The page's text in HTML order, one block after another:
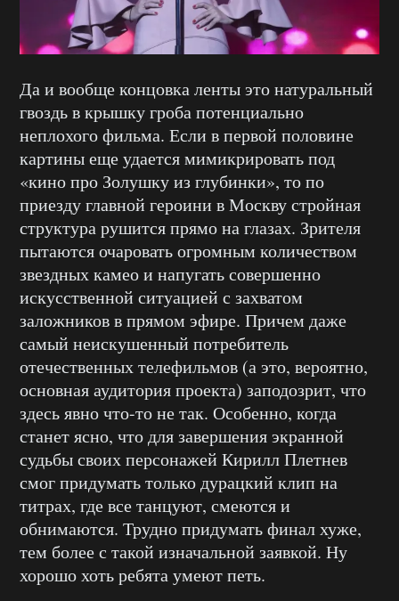
Да и вообще концовка ленты это натуральный
гвоздь в крышку гроба потенциально
неплохого фильма. Если в первой половине
картины еще удается мимикрировать под
«кино про Золушку из глубинки», то по
приезду главной героини в Москву стройная
структура рушится прямо на глазах. Зрителя
пытаются очаровать огромным количеством
звездных камео и напугать совершенно
искусственной ситуацией с захватом
заложников в прямом эфире. Причем даже
самый неискушенный потребитель
отечественных телефильмов (а это, вероятно,
основная аудитория проекта) заподозрит, что
здесь явно что-то не так. Особенно, когда
станет ясно, что для завершения экранной
судьбы своих персонажей Кирилл Плетнев
смог придумать только дурацкий клип на
титрах, где все танцуют, смеются и
обнимаются. Трудно придумать финал хуже,
тем более с такой изначальной заявкой. Ну
хорошо хоть ребята умеют петь.